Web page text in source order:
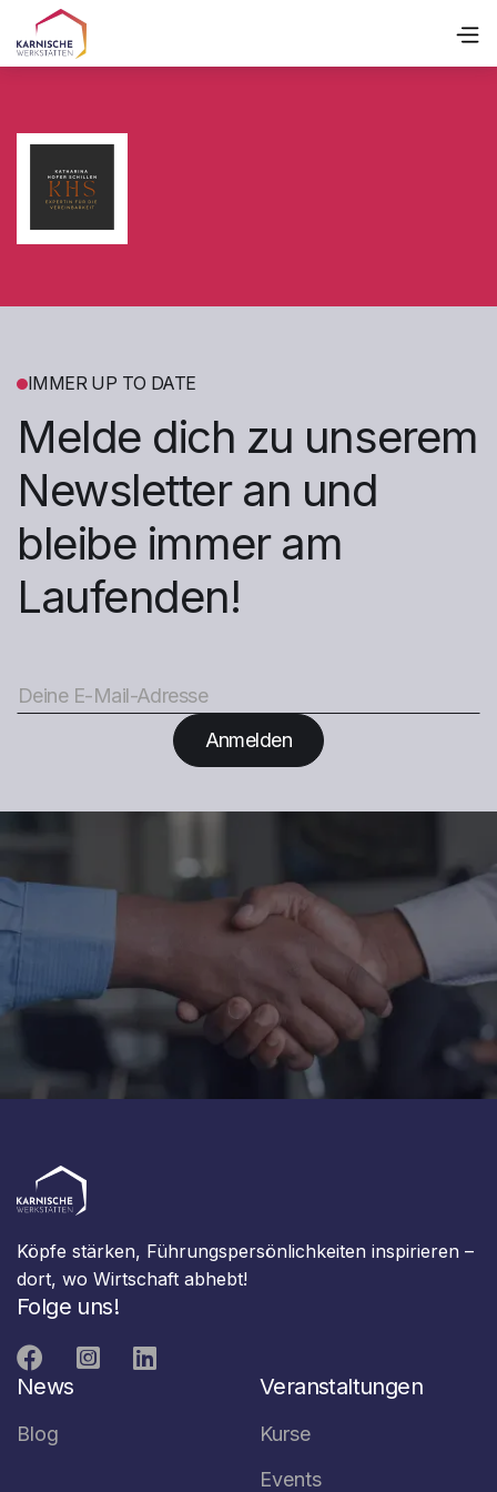
IMMER UP TO DATE
Melde dich zu unserem
Newsletter an und
bleibe immer am
Laufenden!
Folge uns!

 
Köpfe stärken, Führungspersönlichkeiten inspirieren –
dort, wo Wirtschaft abhebt!
News
Blog
Veranstaltungen
Kurse
Events